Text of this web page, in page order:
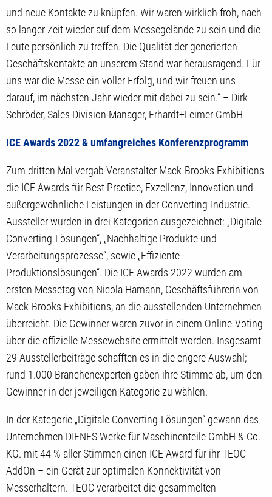
und neue Kontakte zu knüpfen. Wir waren wirklich froh, nach
so langer Zeit wieder auf dem Messegelände zu sein und die
Leute persönlich zu treffen. Die Qualität der generierten
Geschäftskontakte an unserem Stand war herausragend. Für
uns war die Messe ein voller Erfolg, und wir freuen uns
darauf, im nächsten Jahr wieder mit dabei zu sein.“ – Dirk
Schröder, Sales Division Manager, Erhardt+Leimer GmbH
ICE Awards 2022 & umfangreiches Konferenzprogramm
Zum dritten Mal vergab Veranstalter Mack-Brooks Exhibitions
die ICE Awards für Best Practice, Exzellenz, Innovation und
außergewöhnliche Leistungen in der Converting-Industrie.
Aussteller wurden in drei Kategorien ausgezeichnet: „Digitale
Converting-Lösungen“, „Nachhaltige Produkte und
Verarbeitungsprozesse“, sowie „Effiziente
Produktionslösungen“. Die ICE Awards 2022 wurden am
ersten Messetag von Nicola Hamann, Geschäftsführerin von
Mack-Brooks Exhibitions, an die ausstellenden Unternehmen
überreicht. Die Gewinner waren zuvor in einem Online-Voting
über die offizielle Messewebsite ermittelt worden. Insgesamt
29 Ausstellerbeiträge schafften es in die engere Auswahl;
rund 1.000 Branchenexperten gaben ihre Stimme ab, um den
Gewinner in der jeweiligen Kategorie zu wählen.
In der Kategorie „Digitale Converting-Lösungen“ gewann das
Unternehmen DIENES Werke für Maschinenteile GmbH & Co.
KG. mit 44 % aller Stimmen einen ICE Award für ihr TEOC
AddOn – ein Gerät zur optimalen Konnektivität von
Messerhaltern. TEOC verarbeitet die gesammelten